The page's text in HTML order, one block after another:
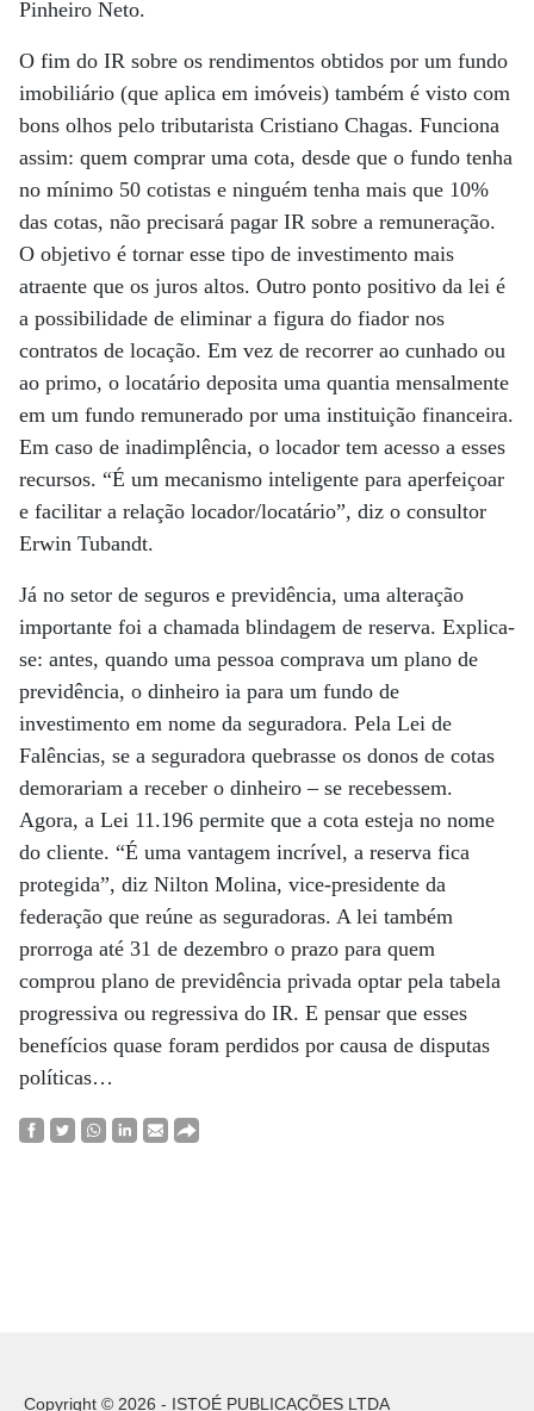
Pinheiro Neto.
O fim do IR sobre os rendimentos obtidos por um fundo
imobiliário (que aplica em imóveis) também é visto com
bons olhos pelo tributarista Cristiano Chagas. Funciona
assim: quem comprar uma cota, desde que o fundo tenha
no mínimo 50 cotistas e ninguém tenha mais que 10%
das cotas, não precisará pagar IR sobre a remuneração.
O objetivo é tornar esse tipo de investimento mais
atraente que os juros altos. Outro ponto positivo da lei é
a possibilidade de eliminar a figura do fiador nos
contratos de locação. Em vez de recorrer ao cunhado ou
ao primo, o locatário deposita uma quantia mensalmente
em um fundo remunerado por uma instituição financeira.
Em caso de inadimplência, o locador tem acesso a esses
recursos. “É um mecanismo inteligente para aperfeiçoar
e facilitar a relação locador/locatário”, diz o consultor
Erwin Tubandt.
Já no setor de seguros e previdência, uma alteração
importante foi a chamada blindagem de reserva. Explica-
se: antes, quando uma pessoa comprava um plano de
previdência, o dinheiro ia para um fundo de
investimento em nome da seguradora. Pela Lei de
Falências, se a seguradora quebrasse os donos de cotas
demorariam a receber o dinheiro – se recebessem.
Agora, a Lei 11.196 permite que a cota esteja no nome
do cliente. “É uma vantagem incrível, a reserva fica
protegida”, diz Nilton Molina, vice-presidente da
federação que reúne as seguradoras. A lei também
prorroga até 31 de dezembro o prazo para quem
comprou plano de previdência privada optar pela tabela
progressiva ou regressiva do IR. E pensar que esses
benefícios quase foram perdidos por causa de disputas
políticas…
Copyright © 2026 - ISTOÉ PUBLICAÇÕES LTDA